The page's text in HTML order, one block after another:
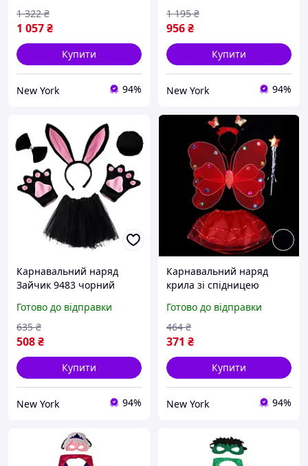
1 057₴
1 322 ₴
Купити
New York 94%
956₴
1 195 ₴
Купити
New York 94%
Карнавальний наряд
Зайчик 9483 чорний
Готово до відправки
508₴
635 ₴
Купити
New York 94%
Карнавальний наряд
крила зі спідницею
newyork
Готово до відправки
371 ₴
464 ₴
Купити
New York 94%